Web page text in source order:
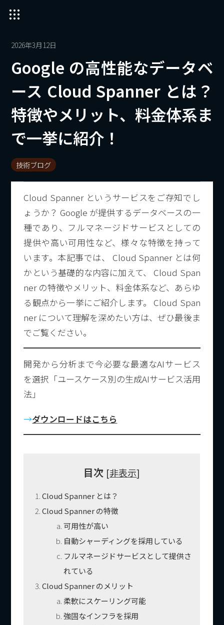
2026年3月12日
Google の高性能なデータベ
ース Cloud Spanner とは？
特徴やメリット、料金体系ま
で一挙に紹介！
技術ブログ
Cloud Spanner というサービスをご存知でし
ょうか？ Google が提供するデータベースの一
種であり、フルマネージドサービスとしての
提供や高い可用性など、様々な特徴を持って
います。本記事では、 Cloud Spanner とは何
かという基礎的な内容に加えて、 Cloud Span
ner の特徴やメリット、料金体系など、あらゆ
る観点から一挙にご紹介します。 Cloud Span
ner について理解を深めたい方は、ぜひ最後ま
でご覧ください。
開発から分析まで今必要な最適なAIサービス
を選択「ユースケース別の生成AIサービス活用
法」
→ダウンロードはこちら
目次 [非表示]
Cloud Spanner とは？
Cloud Spanner の特徴
可用性が高い
自動シャーディングを採用している
フルマネージドサービスとして提供さ
れている
Cloud Spanner のメリット
柔軟にスケーリング可能
強固なインフラを採用